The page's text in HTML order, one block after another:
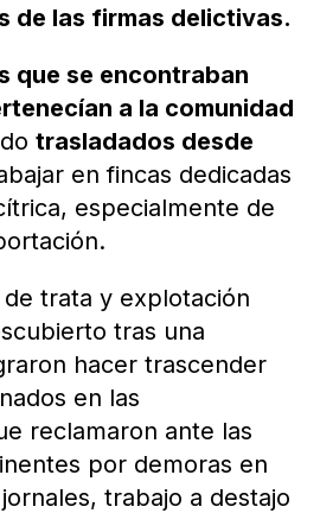
de las firmas delictivas.
que se encontraban
a la comunidad
trasladados desde
en fincas dedicadas
especialmente de
trata y explotación
tras una
hacer trascender
en las
reclamaron ante las
por demoras en
trabajo a destajo